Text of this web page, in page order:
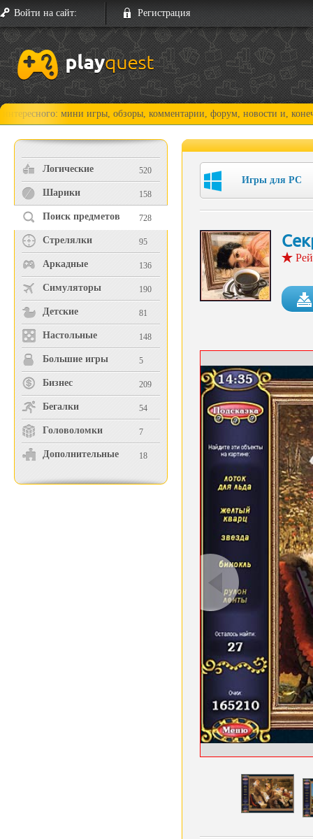
Войти на сайт: Регистрация
мини игры, обзоры, комментарии, форум, новости и, конечно,
Логические 520
Шарики 158
Поиск предметов 728
Стрелялки 95
Аркадные 136
Симуляторы 190
Детские 81
Настольные 148
Большие игры 5
Бизнес 209
Бегалки 54
Головоломки 7
Дополнительные 18
Игры для PC